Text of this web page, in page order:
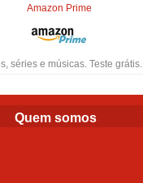
Amazon Prime
séries e músicas. Teste grátis.
Quem somos